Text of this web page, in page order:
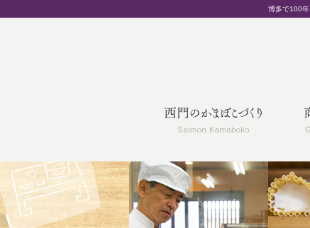
博多で100年